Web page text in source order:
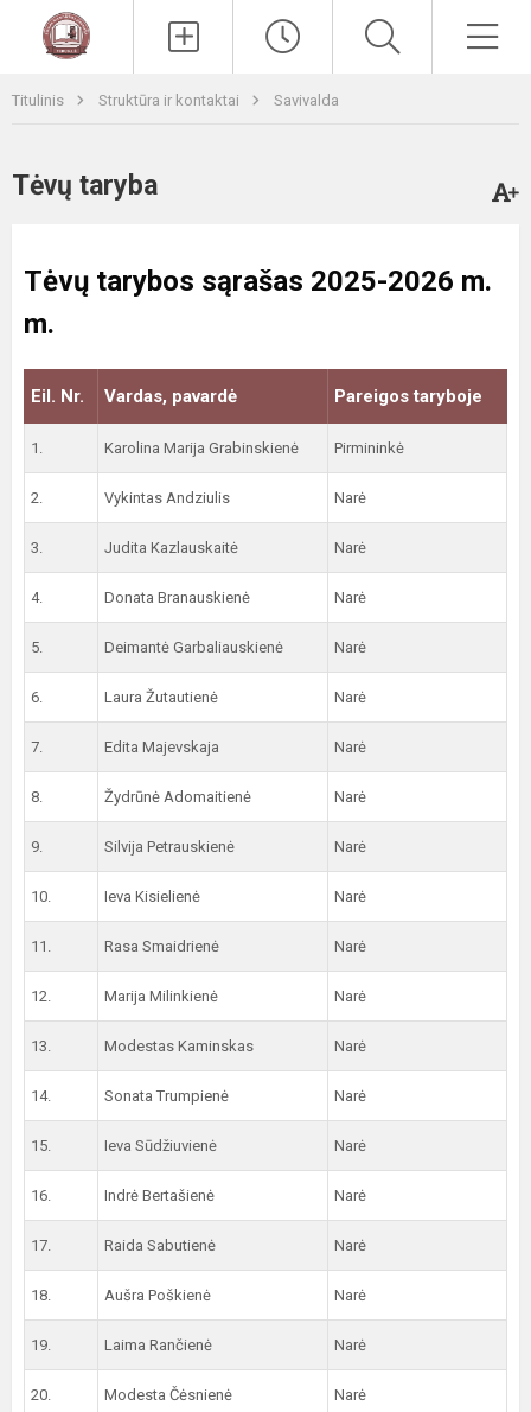
Titulinis Struktūra ir kontaktai Savivalda
Tėvų taryba
Tėvų tarybos sąrašas 2025-2026 m.
m.
Eil. Nr. Vardas, pavardė Pareigos taryboje
1. Karolina Marija Grabinskienė Pirmininkė
2. Vykintas Andziulis Narė
3. Judita Kazlauskaitė Narė
4. Donata Branauskienė Narė
5. Deimantė Garbaliauskienė Narė
6. Laura Žutautienė Narė
7. Edita Majevskaja Narė
8. Žydrūnė Adomaitienė Narė
9. Silvija Petrauskienė Narė
10. Ieva Kisielienė Narė
11. Rasa Smaidrienė Narė
12. Marija Milinkienė Narė
13. Modestas Kaminskas Narė
14. Sonata Trumpienė Narė
15. Ieva Sūdžiuvienė Narė
16. Indrė Bertašienė Narė
17. Raida Sabutienė Narė
18. Aušra Poškienė Narė
19. Laima Rančienė Narė
20. Modesta Čėsnienė Narė